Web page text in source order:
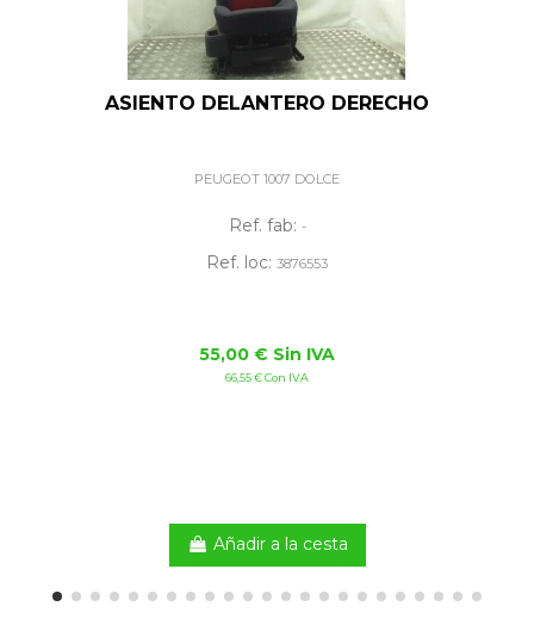
ASIENTO DELANTERO DERECHO
PEUGEOT 1007 DOLCE
Ref. fab: -
Ref. loc: 3876553
55,00 € Sin IVA
66,55 € Con IVA
Añadir a la cesta